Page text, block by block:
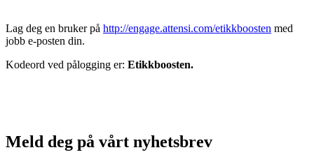
Lag deg en bruker på http://engage.attensi.com/etikkboosten med
jobb e-posten din.
Kodeord ved pålogging er: Etikkboosten.
Meld deg på vårt nyhetsbrev